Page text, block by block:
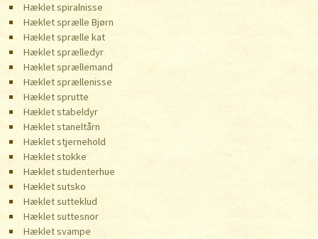
Hæklet spiralnisse
Hæklet sprælle Bjørn
Hæklet sprælle kat
Hæklet sprælledyr
Hæklet sprællemand
Hæklet sprællenisse
Hæklet sprutte
Hæklet stabeldyr
Hæklet staneltårn
Hæklet stjernehold
Hæklet stokke
Hæklet studenterhue
Hæklet sutsko
Hæklet sutteklud
Hæklet suttesnor
Hæklet svampe